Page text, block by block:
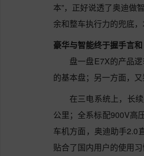
本”，正好说透了奥迪做
余和整车执行力的兜底
豪华与智能终于握手言和
盘一盘E7X的产品
的基本盘；另一方面，
在三电系统上，长
公里；全系标配900V高
车机方面，奥迪助手2.0
贴合了国内用户的使用